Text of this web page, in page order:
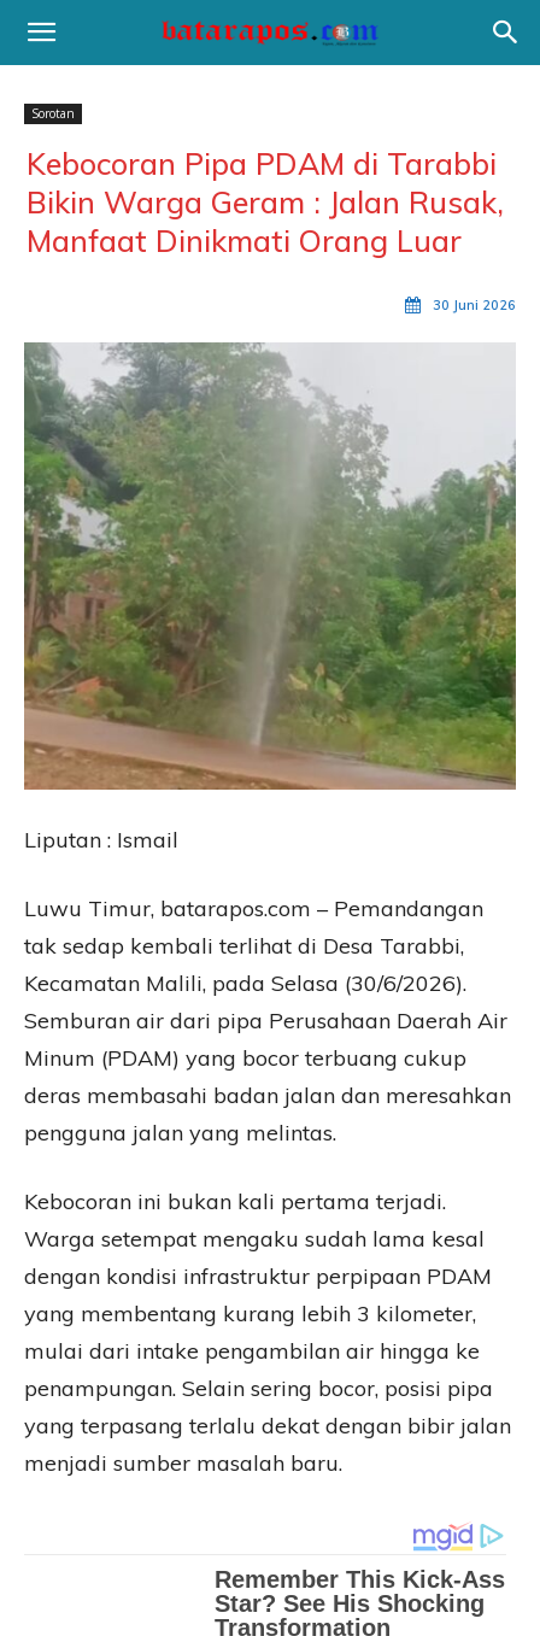
Sorotan
Kebocoran Pipa PDAM di Tarabbi
Bikin Warga Geram : Jalan Rusak,
Manfaat Dinikmati Orang Luar
30 Juni 2026
Liputan : Ismail
Luwu Timur, batarapos.com – Pemandangan
tak sedap kembali terlihat di Desa Tarabbi,
Kecamatan Malili, pada Selasa (30/6/2026).
Semburan air dari pipa Perusahaan Daerah Air
Minum (PDAM) yang bocor terbuang cukup
deras membasahi badan jalan dan meresahkan
pengguna jalan yang melintas.
Kebocoran ini bukan kali pertama terjadi.
Warga setempat mengaku sudah lama kesal
dengan kondisi infrastruktur perpipaan PDAM
yang membentang kurang lebih 3 kilometer,
mulai dari intake pengambilan air hingga ke
penampungan. Selain sering bocor, posisi pipa
yang terpasang terlalu dekat dengan bibir jalan
menjadi sumber masalah baru.